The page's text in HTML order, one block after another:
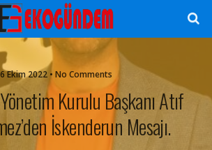
6 Ekim 2022 • No Comments
Kurulu Başkanı Atıf
İskenderun Mesajı.